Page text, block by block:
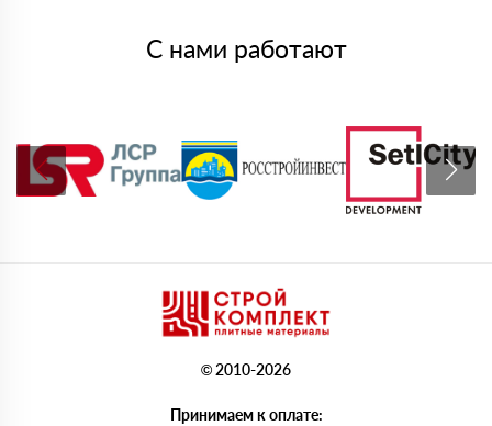
С нами работают
© 2010-2026
Принимаем к оплате: